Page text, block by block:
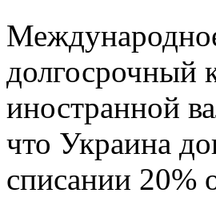
долгосрочный
иностранной
что Украина
списании 20%